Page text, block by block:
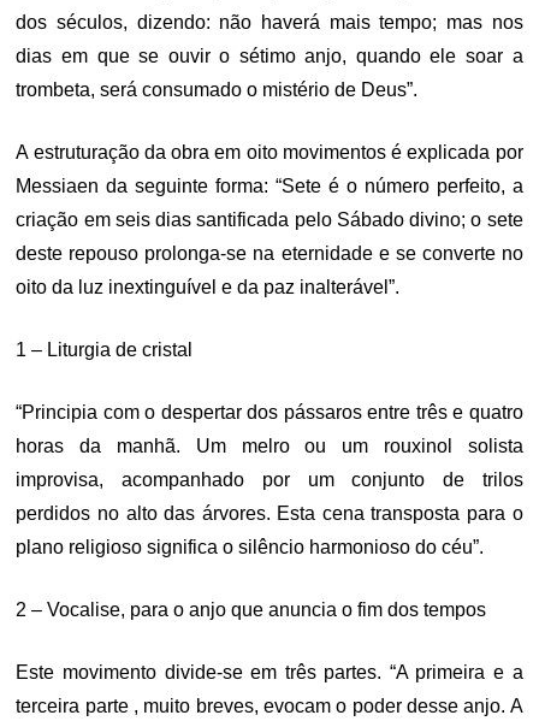
dos séculos, dizendo: não haverá mais tempo; mas nos
dias em que se ouvir o sétimo anjo, quando ele soar a
trombeta, será consumado o mistério de Deus”.
A estruturação da obra em oito movimentos é explicada por
Messiaen da seguinte forma: “Sete é o número perfeito, a
criação em seis dias santificada pelo Sábado divino; o sete
deste repouso prolonga-se na eternidade e se converte no
oito da luz inextinguível e da paz inalterável”.
1 – Liturgia de cristal
“Principia com o despertar dos pássaros entre três e quatro
horas da manhã. Um melro ou um rouxinol solista
improvisa, acompanhado por um conjunto de trilos
perdidos no alto das árvores. Esta cena transposta para o
plano religioso significa o silêncio harmonioso do céu”.
2 – Vocalise, para o anjo que anuncia o fim dos tempos
Este movimento divide-se em três partes. “A primeira e a
terceira parte , muito breves, evocam o poder desse anjo. A